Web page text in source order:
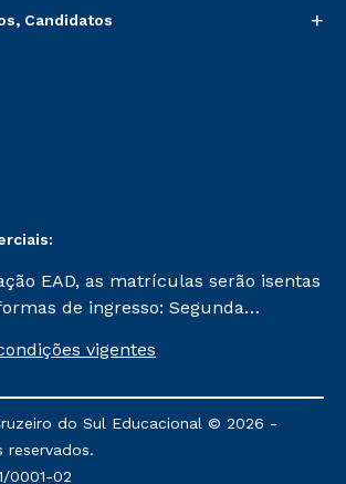
Candidatos +
EAD, as matrículas serão isentas
de ingresso: Segunda
a taxa de matrícula será de R$
referentes aos cursos: Ensino
para a Docência e Metodologia
Questões Atuais.
vigentes
do Sul Educacional © 2026 -
reservados.
0001-02